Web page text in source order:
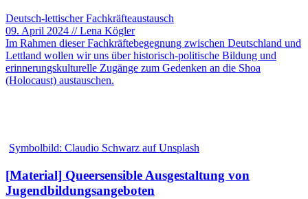
Deutsch-lettischer Fachkräfteaustausch
09. April 2024 // Lena Kögler
Im Rahmen dieser Fachkräftebegegnung zwischen Deutschland und
Lettland wollen wir uns über historisch-politische Bildung und
erinnerungskulturelle Zugänge zum Gedenken an die Shoa
(Holocaust) austauschen.
Symbolbild: Claudio Schwarz auf Unsplash
[Material] Queersensible Ausgestaltung von
Jugendbildungsangeboten